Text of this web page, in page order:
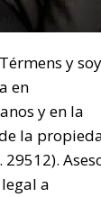
y soy
en
y en la
la
29512).
a